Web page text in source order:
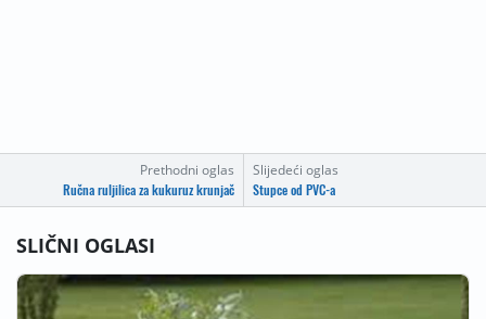
Prethodni oglas
Ručna ruljilica za kukuruz krunjač
Slijedeći oglas
Stupce od PVC-a
SLIČNI OGLASI